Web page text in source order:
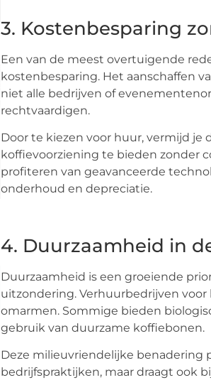
3. Kostenbesparing
Een van de meest overtuigende
kostenbesparing. Het aanschaffen
niet alle bedrijven of
rechtvaardigen.
Door te kiezen voor huur, vermijd je
koffievoorziening te bieden zonder
profiteren van geavanceerde
onderhoud en depreciatie.
4. Duurzaamheid in
Duurzaamheid is een groeiende
uitzondering. Verhuurbedrijven
omarmen. Sommige bieden
gebruik van duurzame koffiebonen.
Deze milieuvriendelijke benadering
bedrijfspraktijken, maar draagt ook